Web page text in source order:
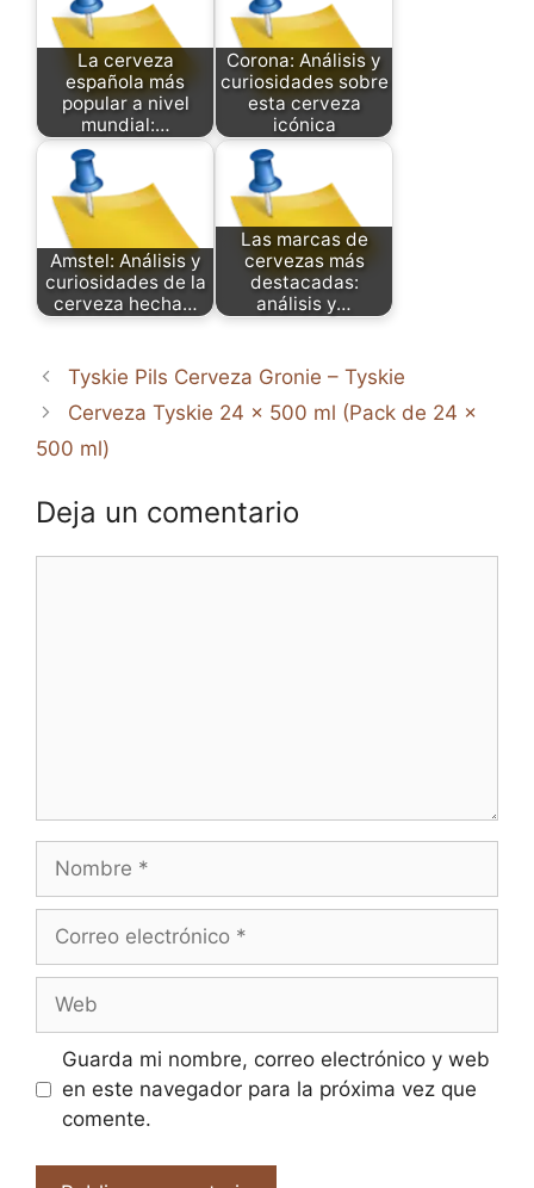
La cerveza
española más
popular a nivel
mundial:…
Corona: Análisis y
curiosidades sobre
esta cerveza
icónica
Amstel: Análisis y
curiosidades de la
cerveza hecha…
Las marcas de
cervezas más
destacadas:
análisis y…
Tyskie Pils Cerveza Gronie – Tyskie
Cerveza Tyskie 24 x 500 ml (Pack de 24 x
500 ml)
Deja un comentario
Nombre
Correo
Web
Guarda mi nombre, correo electrónico y web
en este navegador para la próxima vez que
comente.